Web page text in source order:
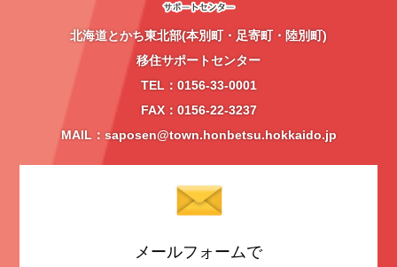
北海道とかち東北部(本別町・足寄町・陸別町)
移住サポートセンター
TEL：0156-33-0001
FAX：0156-22-3237
MAIL：saposen@town.honbetsu.hokkaido.jp
メールフォームで